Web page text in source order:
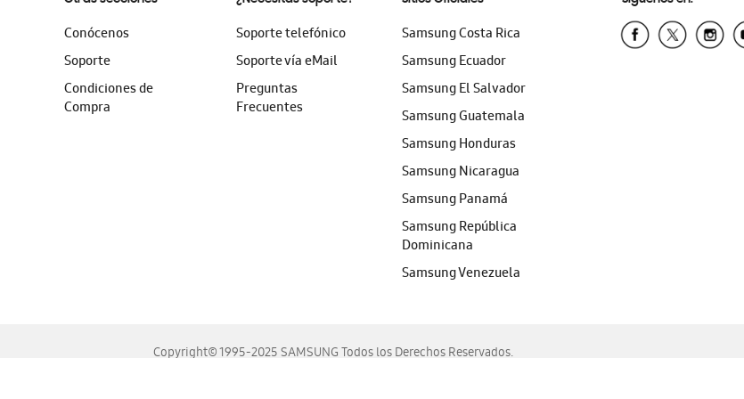
Conócenos
Soporte
Condiciones de
Compra
Soporte telefónico
Soporte vía eMail
Preguntas
Frecuentes
Samsung Costa Rica
Samsung Ecuador
Samsung El Salvador
Samsung Guatemala
Samsung Honduras
Samsung Nicaragua
Samsung Panamá
Samsung República
Dominicana
Samsung Venezuela
Copyright© 1995-2025 SAMSUNG Todos los Derechos Reservados.